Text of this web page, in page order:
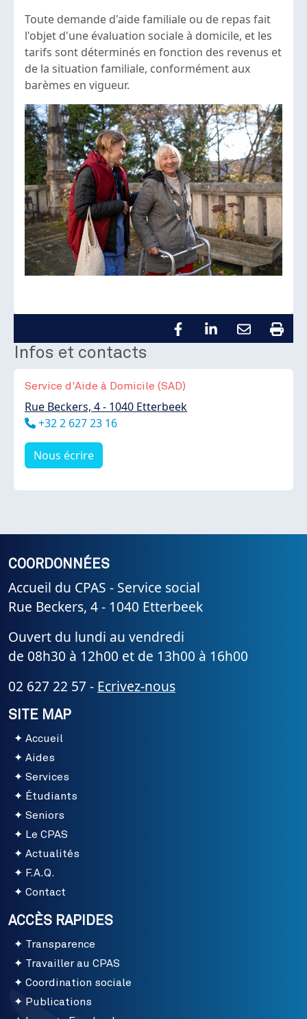
Toute demande d'aide familiale ou de repas fait
l'objet d'une évaluation sociale à domicile, et les
tarifs sont déterminés en fonction des revenus et
de la situation familiale, conformément aux
barèmes en vigueur.
Infos et contacts
Service d'Aide à Domicile (SAD)
Rue Beckers, 4 - 1040 Etterbeek
Téléphone
+32 2 627 23 16
Nous écrire
COORDONNÉES
Accueil du CPAS - Service social
Rue Beckers, 4 - 1040 Etterbeek
Ouvert du lundi au vendredi
de 08h30 à 12h00 et de 13h00 à 16h00
02 627 22 57 - Ecrivez-nous
SITE MAP
Accueil
Aides
Services
Étudiants
Seniors
Le CPAS
Actualités
F.A.Q.
Contact
ACCÈS RAPIDES
Transparence
Travailler au CPAS
Coordination sociale
Publications